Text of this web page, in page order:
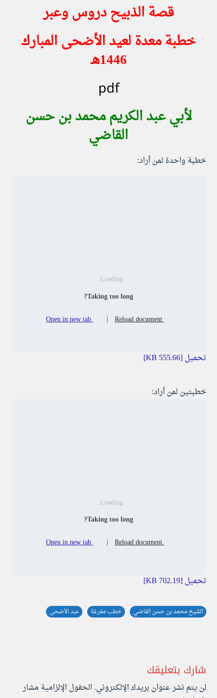
قصة الذبيح دروس وعبر
خطبة معدة لعيد الأضحى المبارك
1446هـ
pdf
لأبي عبد الكريم محمد بن حسن
القاضي
خطبة واحدة لمن أراد:
Loading...
Taking too long?
Reload document
|
Open in new tab
تحميل [555.66 KB]
خطبتين لمن أراد:
Loading...
Taking too long?
Reload document
|
Open in new tab
تحميل [702.19 KB]
الشيخ محمد بن حسن القاضي خطب مفرغة عبد الأضحى
شارك بتعليقك
لن يتم نشر عنوان بريدك الإلكتروني.الحقول الإلزامية مشار